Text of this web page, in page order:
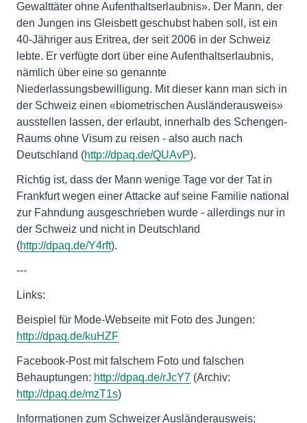
Gewalttäter ohne Aufenthaltserlaubnis». Der Mann, der
den Jungen ins Gleisbett geschubst haben soll, ist ein
40-Jähriger aus Eritrea, der seit 2006 in der Schweiz
lebte. Er verfügte dort über eine Aufenthaltserlaubnis,
nämlich über eine so genannte
Niederlassungsbewilligung. Mit dieser kann man sich in
der Schweiz einen «biometrischen Ausländerausweis»
ausstellen lassen, der erlaubt, innerhalb des Schengen-
Raums ohne Visum zu reisen - also auch nach
Deutschland (http://dpaq.de/QUAvP).
Richtig ist, dass der Mann wenige Tage vor der Tat in
Frankfurt wegen einer Attacke auf seine Familie national
zur Fahndung ausgeschrieben wurde - allerdings nur in
der Schweiz und nicht in Deutschland
(http://dpaq.de/Y4rft).
---
Links:
Beispiel für Mode-Webseite mit Foto des Jungen:
http://dpaq.de/kuHZF
Facebook-Post mit falschem Foto und falschen
Behauptungen: http://dpaq.de/rJcY7 (Archiv:
http://dpaq.de/mzT1s)
Informationen zum Schweizer Ausländerausweis: